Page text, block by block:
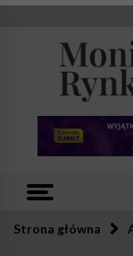
Skip
Strona główna